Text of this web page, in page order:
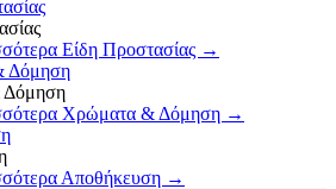
Είδη Προστασίας →
Δόμηση
Χρώματα & Δόμηση →
Αποθήκευση →